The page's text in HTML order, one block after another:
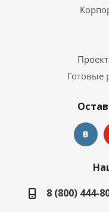
Готовые
8 (800) 444-